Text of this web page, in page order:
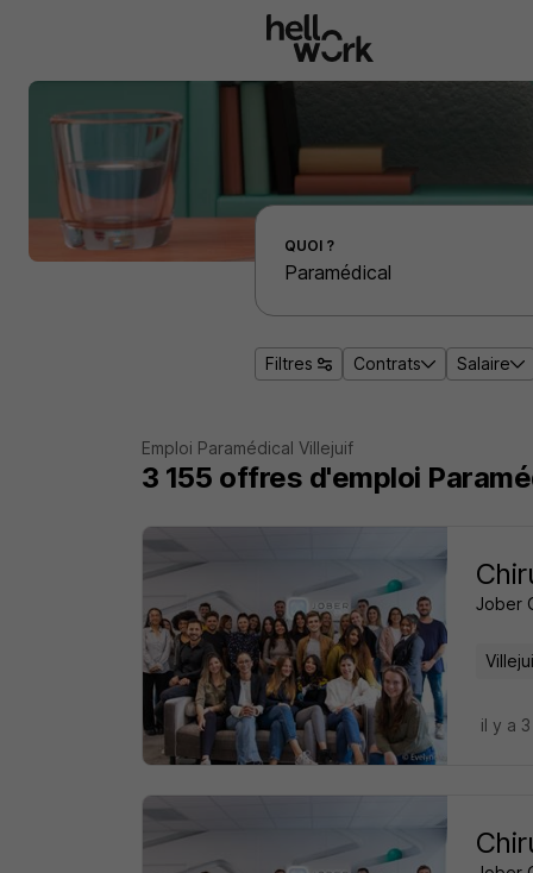
Effectuer une recherche d'emploi par localité
QUOI ?
Filtres Contrats Salaire
Emploi Paramédical Villejuif
3 155 offres d'emploi
Jober
il y a